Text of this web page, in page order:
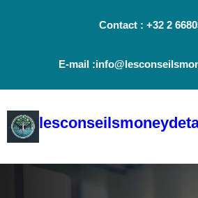
Contact : +32 2
E-mail